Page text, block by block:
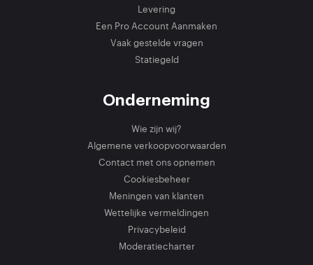
Levering
Een Pro Account Aanmaken
Vaak gestelde vragen
Statiegeld
Onderneming
Wie zijn wij?
Algemene verkoopvoorwaarden
Contact met ons opnemen
Cookiesbeheer
Meningen van klanten
Wettelijke vermeldingen
Privacybeleid
Moderatiecharter